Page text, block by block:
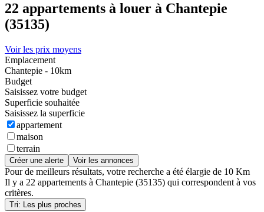
22 appartements à louer à Chantepie
(35135)
Voir les prix moyens
Emplacement
Chantepie - 10km
Budget
Saisissez votre budget
Superficie souhaitée
Saisissez la superficie
appartement
maison
terrain
Créer une alerte Voir les annonces
Pour de meilleurs résultats, votre recherche a été élargie de 10 Km
Il y a 22 appartements à Chantepie (35135) qui correspondent à vos
critères.
Tri: Les plus proches